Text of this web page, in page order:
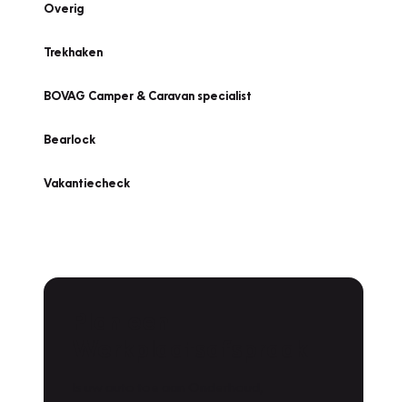
Overig
Trekhaken
BOVAG Camper & Caravan specialist
Bearlock
Vakantiecheck